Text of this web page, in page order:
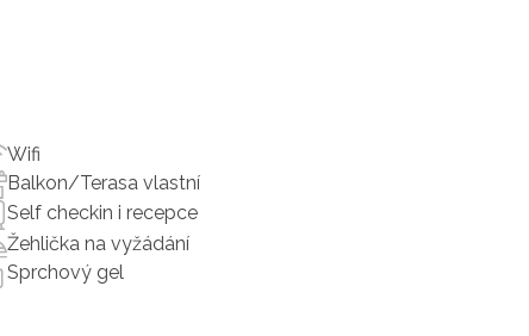
Wifi
Balkon/Terasa vlastní
Self checkin i recepce
Žehlička na vyžádání
Sprchový gel